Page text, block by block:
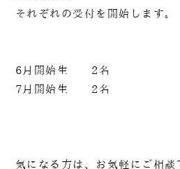
それぞれの受付を開始します。
6月開始生 2名
7月開始生 2名
気になる方は、お気軽にご相談